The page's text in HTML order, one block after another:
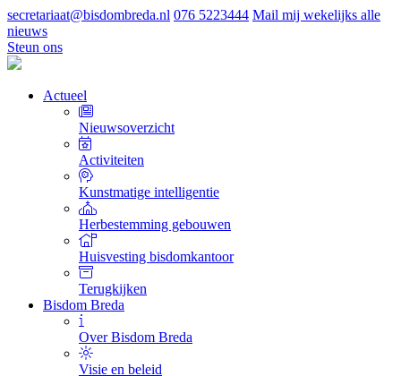
secretariaat@bisdombreda.nl 076 5223444 Mail mij wekelijks alle
nieuws
Steun ons
Actueel
Nieuwsoverzicht
Activiteiten
Kunstmatige intelligentie
Herbestemming gebouwen
Huisvesting bisdomkantoor
Terugkijken
Bisdom Breda
Over Bisdom Breda
Visie en beleid